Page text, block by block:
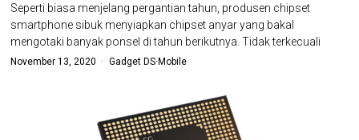
Seperti biasa menjelang pergantian tahun, produsen chipset
smartphone sibuk menyiapkan chipset anyar yang bakal
mengotaki banyak ponsel di tahun berikutnya. Tidak terkecuali
November 13, 2020 Gadget DS·Mobile